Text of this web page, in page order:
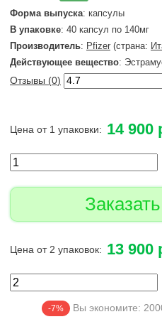
Форма выпуска: капсулы
В упаковке: 40 капсул по 140мг
Производитель: Pfizer (страна:
Действующее вещество:
Отзывы (0)
Цена от 1 упаковки: 14 900
Цена от 2 упаковок: 13 900
-7% Вы экономите: